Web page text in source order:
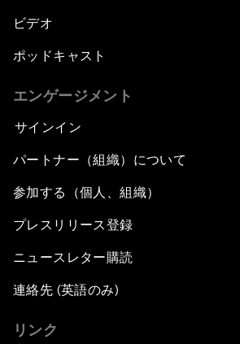
ビデオ
ポッドキャスト
エンゲージメント
サインイン
パートナー（組織）について
参加する（個人、組織）
プレスリリース登録
ニュースレター購読
連絡先 (英語のみ)
リンク